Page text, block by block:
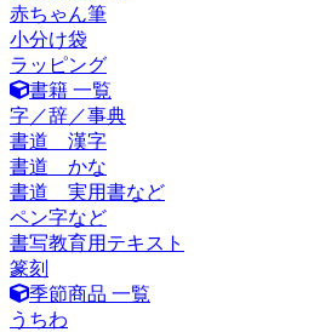
赤ちゃん筆
小分け袋
ラッピング
書籍 一覧
字／辞／事典
書道 漢字
書道 かな
書道 実用書など
ペン字など
書写教育用テキスト
篆刻
季節商品 一覧
うちわ